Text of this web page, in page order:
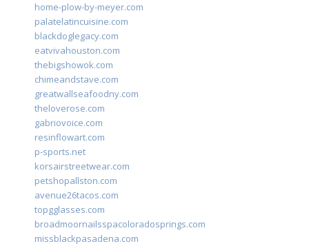
home-plow-by-meyer.com
palatelatincuisine.com
blackdoglegacy.com
eatvivahouston.com
thebigshowok.com
chimeandstave.com
greatwallseafoodny.com
theloverose.com
gabriovoice.com
resinflowart.com
p-sports.net
korsairstreetwear.com
petshopallston.com
avenue26tacos.com
topgglasses.com
broadmoornailsspacoloradosprings.com
missblackpasadena.com